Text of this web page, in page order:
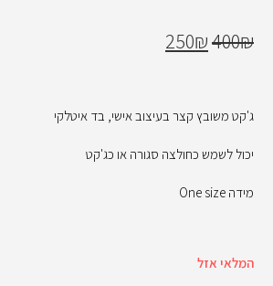
400₪
250₪
ג'קט משובץ קצר בעיצוב אישי, בד איטלקי
יכול לשמש כחולצה סגורה או כג'קט
מידה One size
המלאי אזל